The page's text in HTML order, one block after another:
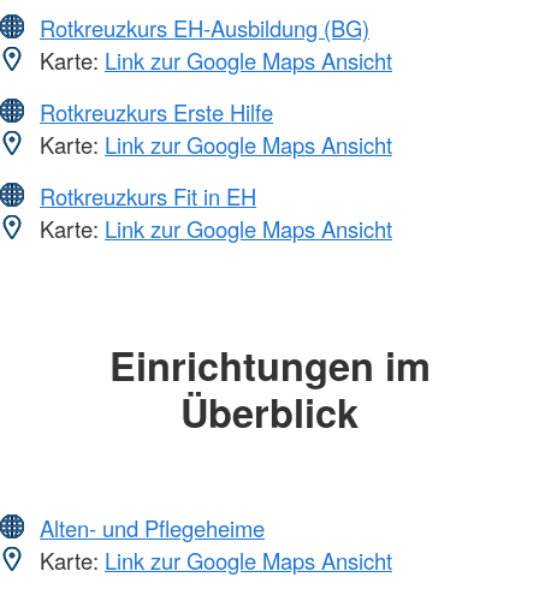
Rotkreuzkurs EH-Ausbildung (BG)
Karte: Link zur Google Maps Ansicht
Rotkreuzkurs Erste Hilfe
Karte: Link zur Google Maps Ansicht
Rotkreuzkurs Fit in EH
Karte: Link zur Google Maps Ansicht
Einrichtungen im
Überblick
Alten- und Pflegeheime
Karte: Link zur Google Maps Ansicht